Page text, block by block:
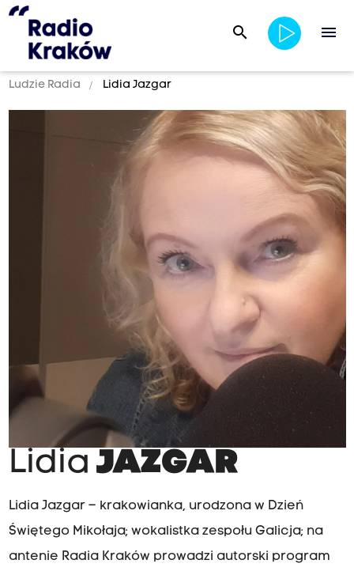
search menu
Ludzie Radia Lidia Jazgar
LidiaJAZGAR
Lidia Jazgar – krakowianka, urodzona w Dzień
Świętego Mikołaja; wokalistka zespołu Galicja; na
antenie Radia Kraków prowadzi autorski program